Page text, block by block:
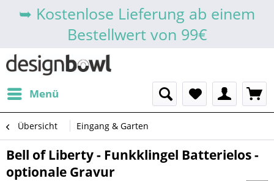
➥ Kostenlose Lieferung ab einem
Bestellwert von 99€
Menü
Übersicht Eingang & Garten
Bell of Liberty - Funkklingel Batterielos -
optionale Gravur